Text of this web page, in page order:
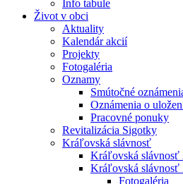
Info tabule
Život v obci
Aktuality
Kalendár akcií
Projekty
Fotogaléria
Oznamy
Smútočné
Oznámenia o
Pracovné ponuky
Revitalizácia Sigotky
Kráľovská slávnosť
Kráľovská slávnosť
Kráľovská slávnosť
Fotogaléria